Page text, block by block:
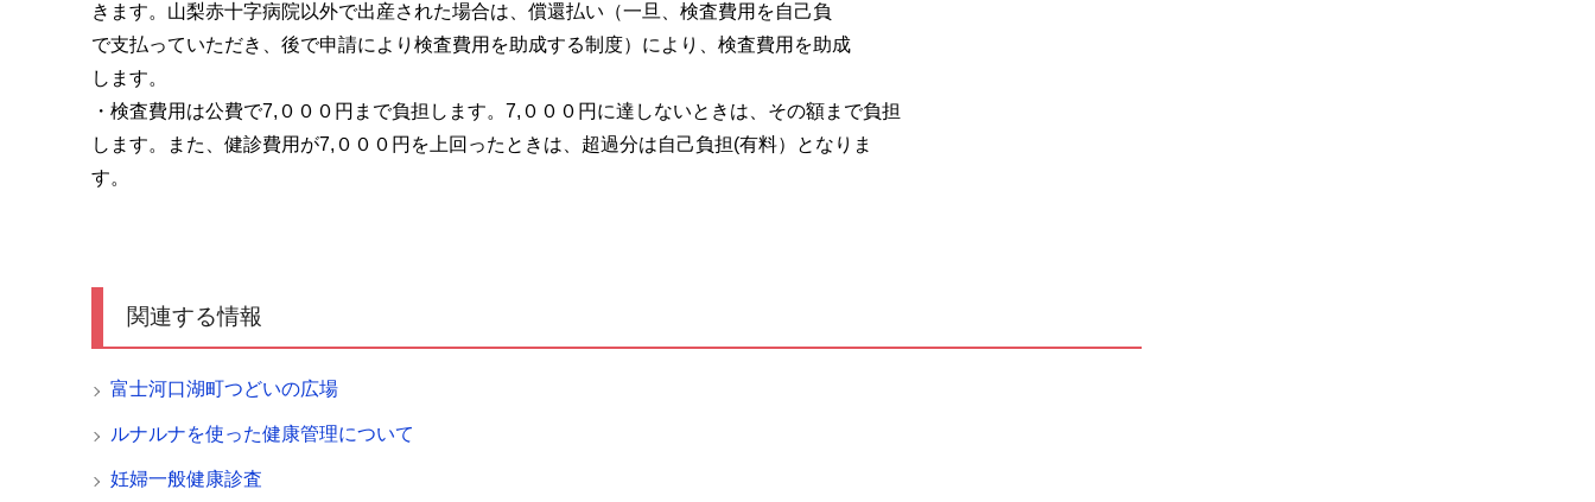
きます。山梨赤十字病院以外で出産された場合は、償還払い（一旦、検査費用を自己負
で支払っていただき、後で申請により検査費用を助成する制度）により、検査費用を助成
します。
・検査費用は公費で7,０００円まで負担します。7,０００円に達しないときは、その額まで負担
します。また、健診費用が7,０００円を上回ったときは、超過分は自己負担(有料）となりま
す。
関連する情報
富士河口湖町つどいの広場
ルナルナを使った健康管理について
妊婦一般健康診査